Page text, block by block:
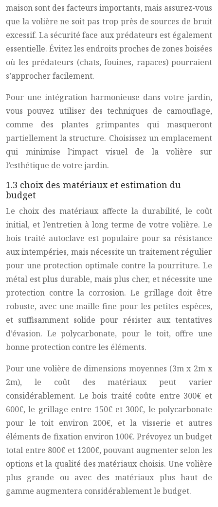
maison sont des facteurs importants, mais assurez-vous
que la volière ne soit pas trop près de sources de bruit
excessif. La sécurité face aux prédateurs est également
essentielle. Évitez les endroits proches de zones boisées
où les prédateurs (chats, fouines, rapaces) pourraient
s’approcher facilement.
Pour une intégration harmonieuse dans votre jardin,
vous pouvez utiliser des techniques de camouflage,
comme des plantes grimpantes qui masqueront
partiellement la structure. Choisissez un emplacement
qui minimise l’impact visuel de la volière sur
l’esthétique de votre jardin.
1.3 choix des matériaux et estimation du
budget
Le choix des matériaux affecte la durabilité, le coût
initial, et l’entretien à long terme de votre volière. Le
bois traité autoclave est populaire pour sa résistance
aux intempéries, mais nécessite un traitement régulier
pour une protection optimale contre la pourriture. Le
métal est plus durable, mais plus cher, et nécessite une
protection contre la corrosion. Le grillage doit être
robuste, avec une maille fine pour les petites espèces,
et suffisamment solide pour résister aux tentatives
d’évasion. Le polycarbonate, pour le toit, offre une
bonne protection contre les éléments.
Pour une volière de dimensions moyennes (3m x 2m x
2m), le coût des matériaux peut varier
considérablement. Le bois traité coûte entre 300€ et
600€, le grillage entre 150€ et 300€, le polycarbonate
pour le toit environ 200€, et la visserie et autres
éléments de fixation environ 100€. Prévoyez un budget
total entre 800€ et 1200€, pouvant augmenter selon les
options et la qualité des matériaux choisis. Une volière
plus grande ou avec des matériaux plus haut de
gamme augmentera considérablement le budget.